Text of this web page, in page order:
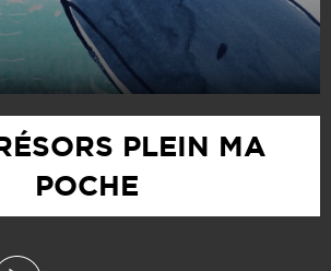
AUX IMAGES
PLEIN MA
POCHE